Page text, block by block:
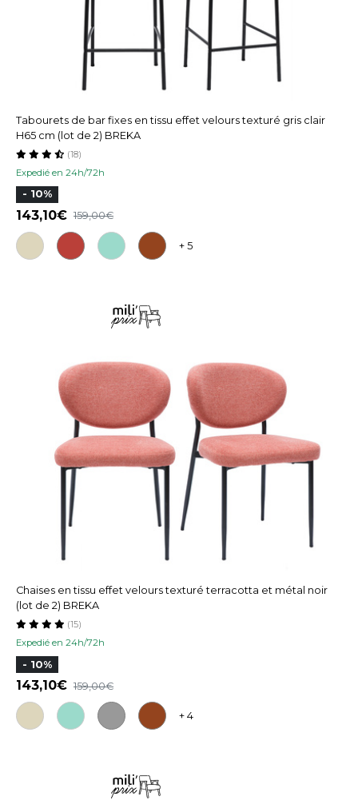
Tabourets de bar fixes en tissu effet velours texturé gris clair
H65 cm (lot de 2) BREKA
Expedié en 24h/72h
(18)
- 10%
143,10 159,00
+ 5
Chaises en tissu effet velours texturé terracotta et métal noir
(lot de 2) BREKA
Expedié en 24h/72h
(15)
- 10%
143,10 159,00
+ 4